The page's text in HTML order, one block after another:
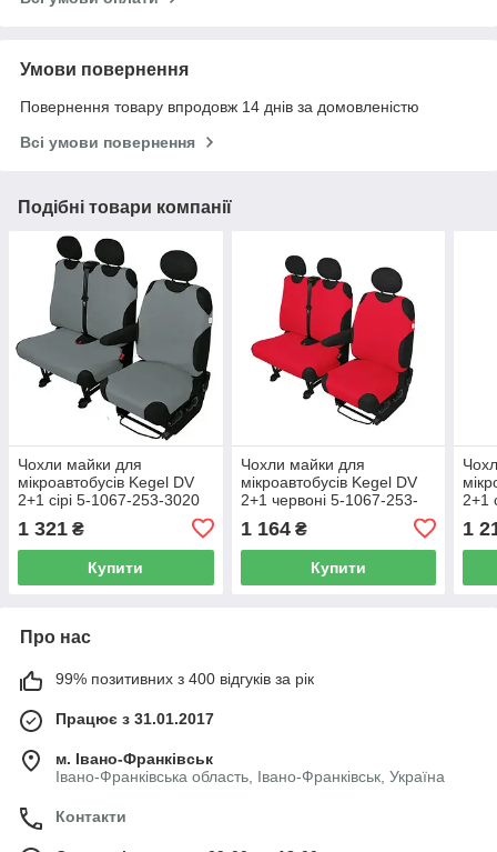
Умови повернення
Повернення товару впродовж 14 днів за домовленістю
Всі умови повернення
Подібні товари компанії
Чохли майки для
мікроавтобусів Kegel DV
2+1 сірі 5-1067-253-3020
1 321 ₴
Купити
Чохли майки для
мікроавтобусів Kegel DV
2+1 червоні 5-1067-253-
1 164₴
Купити
2+1
1
Про нас
99% позитивних з 400 відгуків за рік
Працює з 31.01.2017
м. Івано-Франківськ
Івано-Франківська область, Івано-Франківськ, Україна
Контакти